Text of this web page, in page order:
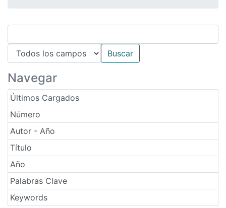
Navegar
Últimos Cargados
Número
Autor - Año
Título
Año
Palabras Clave
Keywords